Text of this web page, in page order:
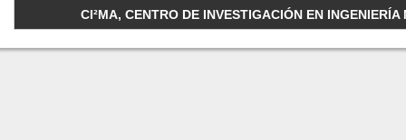
CI²MA, CENTRO DE INVESTIGACIÓN EN